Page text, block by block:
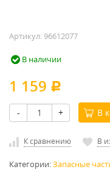
Артикул: 96612077
В наличии
1 159 Р
- + В
К сравнению В
Категории:Запасные